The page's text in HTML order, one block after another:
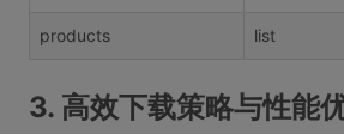
products list
3. 高效下载策略与性能